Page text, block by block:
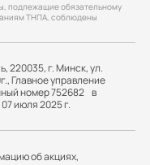
подлежащие обязательному
ТНПА, соблюдены
220035, г. Минск, ул.
Главное управление
номер 752682 в
июля 2025 г.
об акциях,